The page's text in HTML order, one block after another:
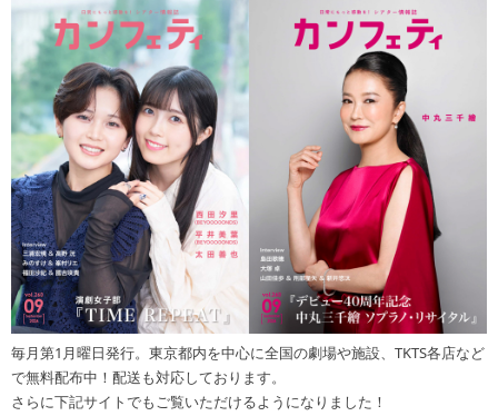
毎月第1月曜日発行。東京都内を中心に全国の劇場や施設、TKTS各店など
で無料配布中！配送も対応しております。
さらに下記サイトでもご覧いただけるようになりました！